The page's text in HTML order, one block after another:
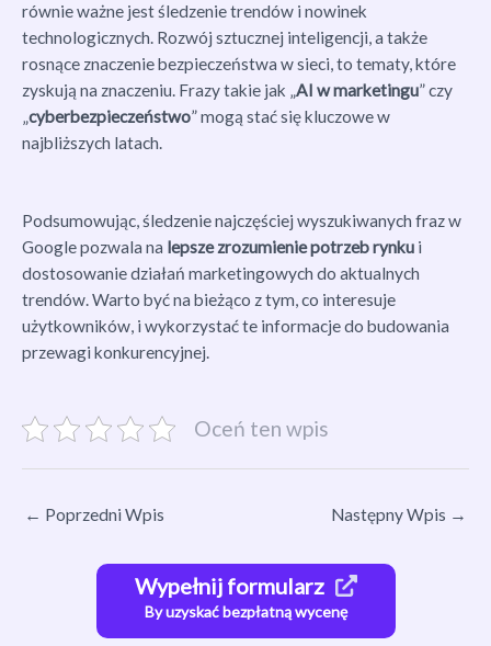
równie ważne jest śledzenie trendów i nowinek
technologicznych. Rozwój sztucznej inteligencji, a także
rosnące znaczenie bezpieczeństwa w sieci, to tematy, które
zyskują na znaczeniu. Frazy takie jak „AI w marketingu” czy
„cyberbezpieczeństwo” mogą stać się kluczowe w
najbliższych latach.
Podsumowując, śledzenie najczęściej wyszukiwanych fraz w
Google pozwala na lepsze zrozumienie potrzeb rynku i
dostosowanie działań marketingowych do aktualnych
trendów. Warto być na bieżąco z tym, co interesuje
użytkowników, i wykorzystać te informacje do budowania
przewagi konkurencyjnej.
Oceń ten wpis
← Poprzedni Wpis Następny Wpis →
Wypełnij formularz
By uzyskać bezpłatną wycenę